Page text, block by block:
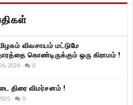
விவசாயம் மட்டுமே
கொண்டிருக்கும் ஒரு கிராமம் !
2024 0
திரை விமர்சனம் !
0